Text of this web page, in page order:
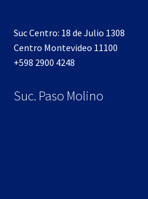
Suc Centro: 18 de Julio 1308
Centro Montevideo 11100
+598 2900 4248
Suc. Paso Molino